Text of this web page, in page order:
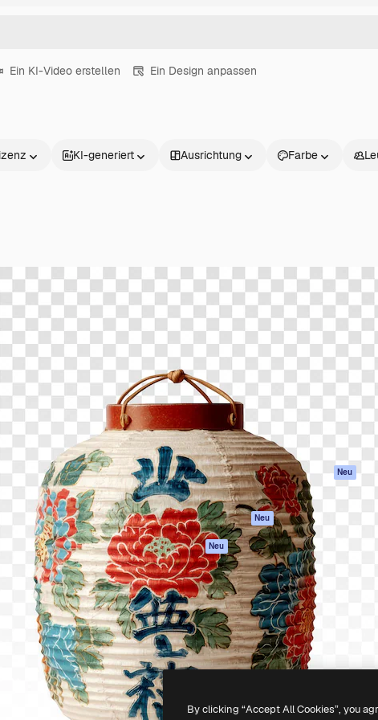
Ein KI-Video erstellen Ein Design anpassen
KI-generiert Ausrichtung Farbe
um deine beste
Mehr als 1 Million
Kreativen, Unternehmen,
Studios.
Produkte
Spaces
KI-Assistent
KI-Bildgenerator
KI-Videogenerator
KI-
Stimmengenerator
Stock-Inhalte
MCP für
Claude/ChatGPT
Neu
Agenten Neu
API
Mobile App
Alle Magnific-Tools
Loslegen
Dokumentation
AGB
Originale Neu
Cookie-Richtlinie
Vertrauenszentrum
Partner
Unternehmen
2026Freepik Company S.L.U.Alle Rechte vorbehalten.
By clicking “Accept All Cookies”, you